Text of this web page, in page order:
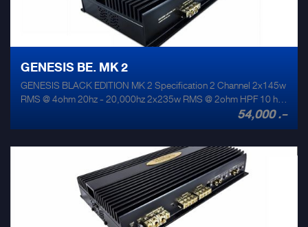
GENESIS BE. MK 2
GENESIS BLACK EDITION MK 2 Specification 2 Channel 2x145w
RMS @ 4ohm 20hz - 20,000hz 2x235w RMS @ 2ohm HPF 10 hz
rated output 0.1% Size 300mm x 210mm x 62mm Weight 4.1kg
54,000 .-